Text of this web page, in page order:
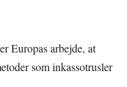
Europas arbejde, at
som inkassotrusler